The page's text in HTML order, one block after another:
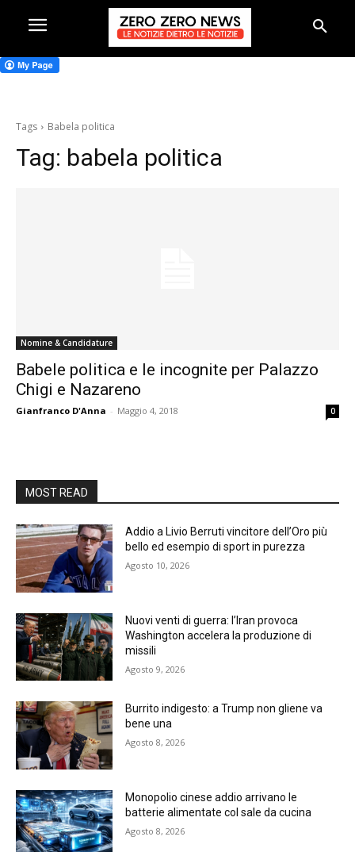
Tags Babela politica
Tag: babela politica
Nomine & Candidature
Babele politica e le incognite per Palazzo
Chigi e Nazareno
Gianfranco D'Anna - Maggio 4, 2018 0
MOST READ
Addio a Livio Berruti vincitore dell’Oro più
bello ed esempio di sport in purezza
Agosto 10, 2026
Nuovi venti di guerra: l’Iran provoca
Washington accelera la produzione di
missili
Agosto 9, 2026
Burrito indigesto: a Trump non gliene va
bene una
Agosto 8, 2026
Monopolio cinese addio arrivano le
batterie alimentate col sale da cucina
Agosto 8, 2026